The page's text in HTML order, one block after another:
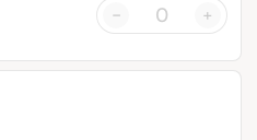
- +